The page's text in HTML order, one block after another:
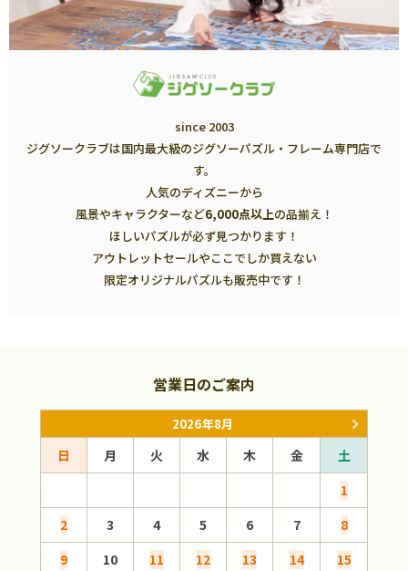
since 2003
ジグソークラブは国内最大級のジグソーパズル・フレーム専門店で
す。
人気のディズニーから
風景やキャラクターなど6,000点以上の品揃え！
ほしいパズルが必ず見つかります！
アウトレットセールやここでしか買えない
限定オリジナルパズルも販売中です！
営業日のご案内
2026年8月
日 月 火 水 木 金
土
1
2
3 4 5 6 7
8
9
10 11 12 13 14
15